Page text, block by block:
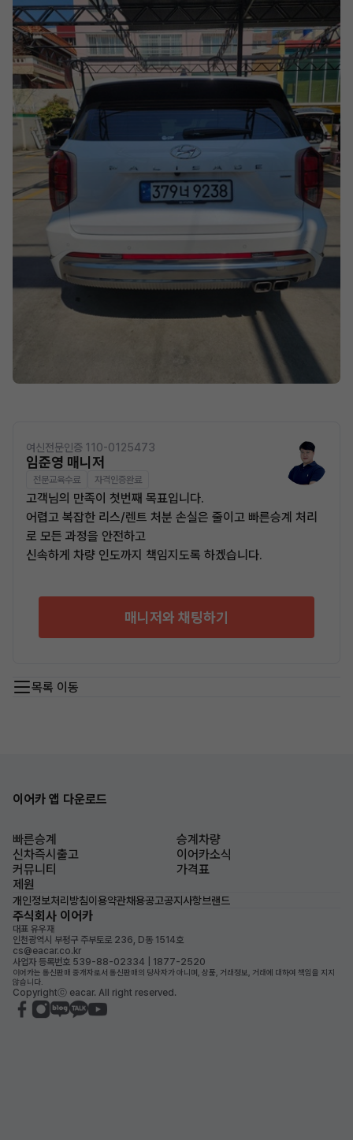
여신전문인증 110-0125473
임준영 매니저
전문교육수료 자격인증완료
고객님의 만족이 첫번째 목표입니다.
어렵고 복잡한 리스/렌트 처분 손실은 줄이고 빠른승계 처리
로 모든 과정을 안전하고
신속하게 차량 인도까지 책임지도록 하겠습니다.
매니저와 채팅하기
목록 이동
이어카 앱 다운로드
빠른승계
승계차량
신차즉시출고
이어카소식
커뮤니티
가격표
제원
개인정보처리방침이용약관채용공고공지사항브랜드
주식회사 이어카
대표 유우재
인천광역시 부평구 주부토로 236, D동 1514호
cs@eacar.co.kr
사업자 등록번호 539-88-02334 | 1877-2520
이어카는 통신판매 중개자로서 통신판매의 당사자가 아니며, 상품, 거래정보, 거래에 대하여 책임을 지지
않습니다.
Copyrightⓒ eacar. All right reserved.